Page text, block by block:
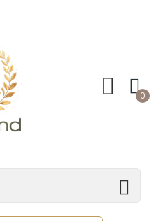
0